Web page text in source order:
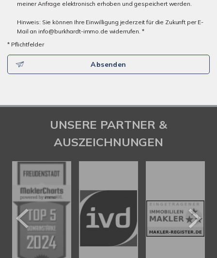
meiner Anfrage elektronisch erhoben und gespeichert werden.
Hinweis: Sie können Ihre Einwilligung jederzeit für die Zukunft per E-
Mail an info@burkhardt-immo.de widerrufen. *
* Pflichtfelder
Absenden
UNSERE PARTNER &
AUSZEICHNUNGEN